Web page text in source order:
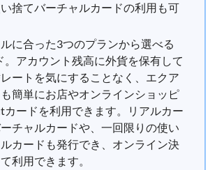
捨てバーチャルカードの利用も可
に合った3つのプランから選べる
。アカウント残高に外貨を保有して
ートを気にすることなく、エクア
簡単にお店やオンラインショッピ
カードを利用できます。リアルカー
チャルカードや、一回限りの使い
カードも発行でき、オンライン決
利用できます。